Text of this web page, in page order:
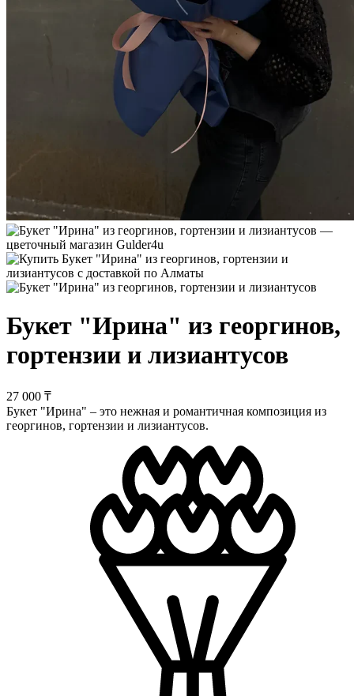
Букет "Ирина" из георгинов,
гортензии и лизиантусов
27 000 ₸
Букет "Ирина" – это нежная и романтичная композиция из
георгинов, гортензии и лизиантусов.